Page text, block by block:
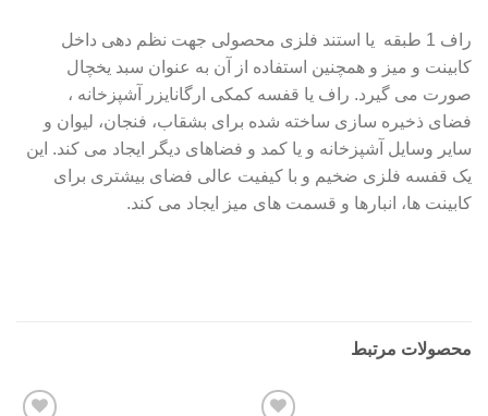
راف 1 طبقه یا استند فلزی محصولی جهت نظم دهی داخل
کابینت و میز و همچنین استفاده از آن به عنوان سبد یخچال
صورت می گیرد. راف یا قفسه کمکی ارگانایزر آشپزخانه ،
فضای ذخیره سازی ساخته شده برای بشقاب، فنجان، لیوان و
سایر وسایل آشپزخانه و یا کمد و فضاهای دیگر ایجاد می کند. این
یک قفسه فلزی ضخیم و با کیفیت عالی فضای بیشتری برای
کابینت ها، انبارها و قسمت های میز ایجاد می کند.
محصولات مرتبط